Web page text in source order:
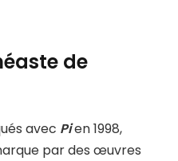
de
avec Pien 1998,
par des œuvres